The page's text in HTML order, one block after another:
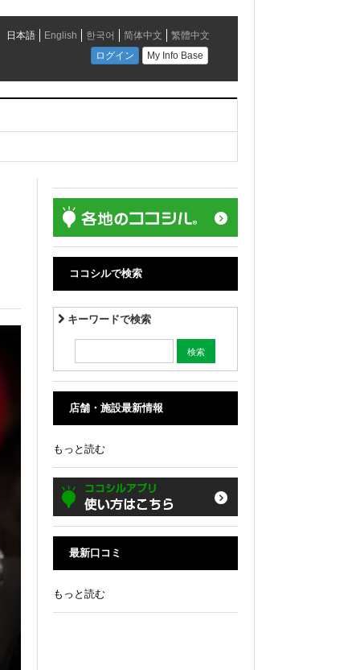
ココシルで検索
キーワードで検索
店舗・施設最新情報
もっと読む
最新口コミ
もっと読む